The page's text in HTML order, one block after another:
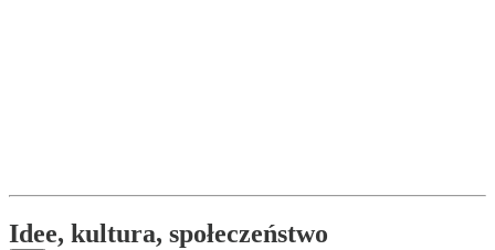
Idee, kultura, społeczeństwo